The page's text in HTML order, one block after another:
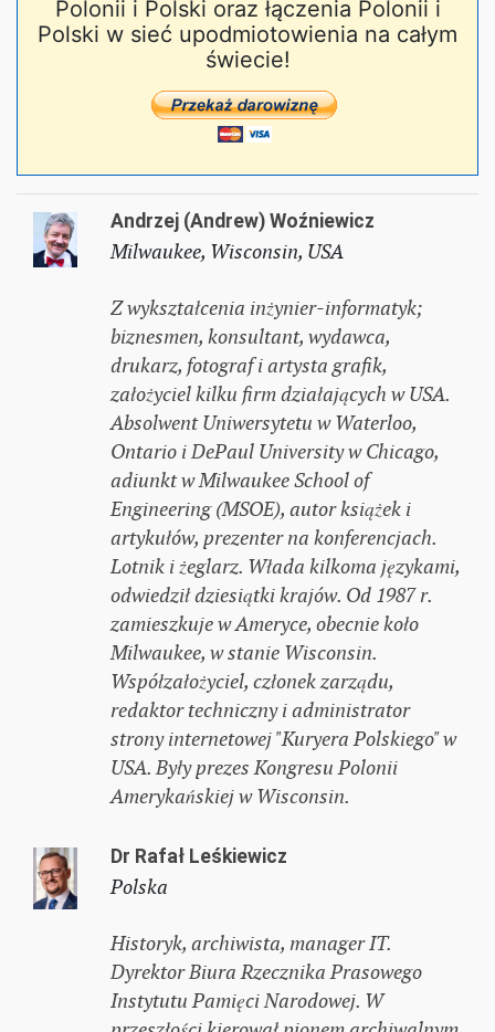
Polonii i Polski oraz łączenia Polonii i
Polski w sieć upodmiotowienia na całym
świecie!
Andrzej (Andrew) Woźniewicz
Milwaukee, Wisconsin, USA
Z wykształcenia inżynier-informatyk;
biznesmen, konsultant, wydawca,
drukarz, fotograf i artysta grafik,
założyciel kilku firm działających w USA.
Absolwent Uniwersytetu w Waterloo,
Ontario i DePaul University w Chicago,
adiunkt w Milwaukee School of
Engineering (MSOE), autor książek i
artykułów, prezenter na konferencjach.
Lotnik i żeglarz. Włada kilkoma językami,
odwiedził dziesiątki krajów. Od 1987 r.
zamieszkuje w Ameryce, obecnie koło
Milwaukee, w stanie Wisconsin.
Współzałożyciel, członek zarządu,
redaktor techniczny i administrator
strony internetowej "Kuryera Polskiego" w
USA. Były prezes Kongresu Polonii
Amerykańskiej w Wisconsin.
Dr Rafał Leśkiewicz
Polska
Historyk, archiwista, manager IT.
Dyrektor Biura Rzecznika Prasowego
Instytutu Pamięci Narodowej. W